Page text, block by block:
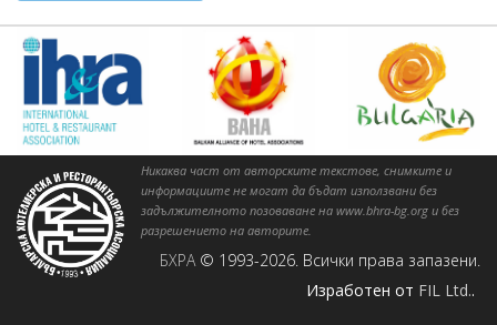
Никаква част от авторските текстове, снимките и
информациите не могат да бъдат използвани без
задължителното позоваване на www.bhra-bg.org и без
разрешението на авторите.
БХРА © 1993-2026. Всички права запазени.
Изработен от FIL Ltd..